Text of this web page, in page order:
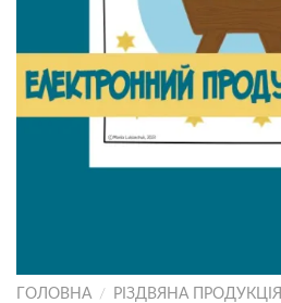
ГОЛОВНА / РІЗДВЯНА ПРОДУКЦІЯ